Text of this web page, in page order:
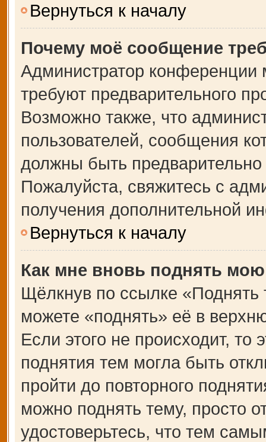
Вернуться к началу
Почему моё сообщение
Администратор
требуют предварительного
Возможно также, что
пользователей, сообщения
должны быть
Пожалуйста, свяжитесь с
получения дополнительной
Вернуться к началу
Как мне вновь поднять
Щёлкнув по ссылке
можете «поднять» её в
Если этого не происходит, то
поднятия тем могла быть
пройти до повторного
можно поднять тему, просто
удостоверьтесь, что тем